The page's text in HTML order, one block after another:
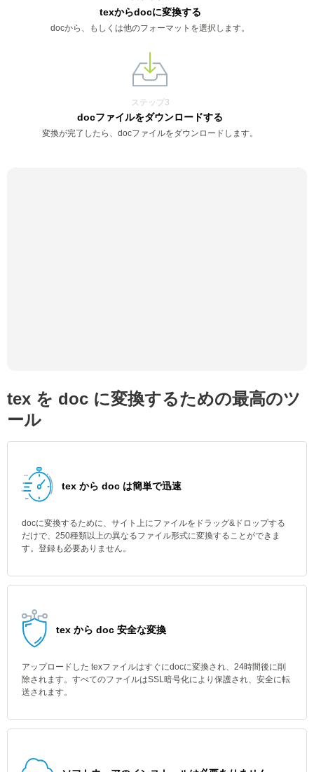
texからdocに変換する
docから、もしくは他のフォーマットを選択します。
ステップ3
docファイルをダウンロードする
変換が完了したら、docファイルをダウンロードします。
tex を doc に変換するための最高のツ
ール
tex から doc は簡単で迅速
docに変換するために、サイト上にファイルをドラッグ&ドロップする
だけで、250種類以上の異なるファイル形式に変換することができま
す。登録も必要ありません。
tex から doc 安全な変換
アップロードした texファイルはすぐにdocに変換され、24時間後に削
除されます。すべてのファイルはSSL暗号化により保護され、安全に転
送されます。